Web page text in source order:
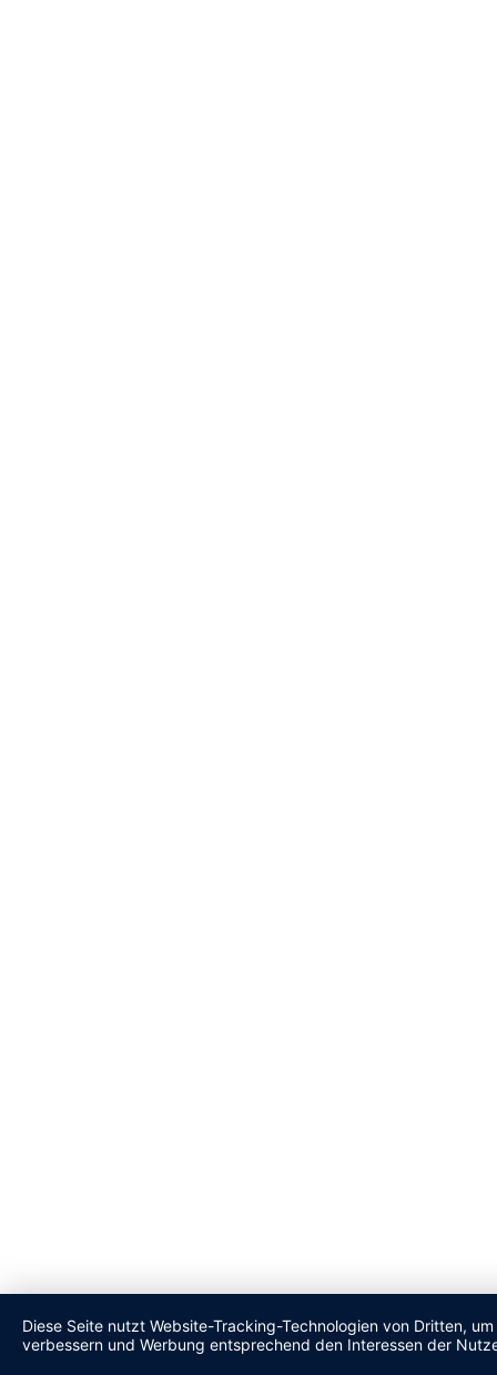
Diese Seite nutzt Website-Tracking-Technologien von Dritten,
verbessern und Werbung entsprechend den Interessen der